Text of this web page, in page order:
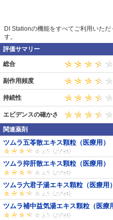
DI Stationの機能をすべてご利用いただ
す。
評価サマリー
総合
副作用頻度
持続性
エビデンスの確かさ
関連薬剤
ツムラ五苓散エキス顆粒（医療用）
ツムラ抑肝散エキス顆粒（医療用）
ツムラ六君子湯エキス顆粒（医療用）
ツムラ補中益気湯エキス顆粒（医療